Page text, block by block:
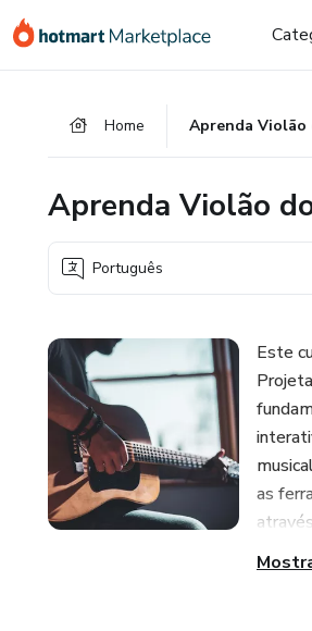
para
para
para
Home
Aprenda Violão
Português
Este
as